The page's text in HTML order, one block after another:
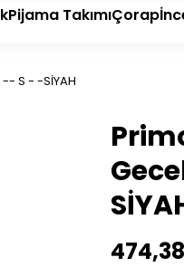
Pijama TakımıÇorap
S - -SİYAH